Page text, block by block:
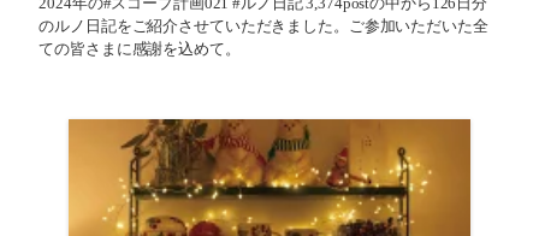
のルノ日記をご紹介させていただきました。ご参加いただいた全
ての皆さまに感謝を込めて。⁡